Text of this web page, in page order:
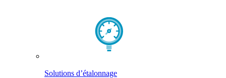
Solutions d’étalonnage